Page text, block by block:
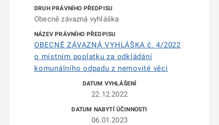
Obecně závazná vyhláška
OBECNĚ ZÁVAZNÁ VYHLÁŠKA č. 4/2022
o místním poplatku za odkládání
komunálního odpadu z nemovité věci
22.12.2022
06.01.2023